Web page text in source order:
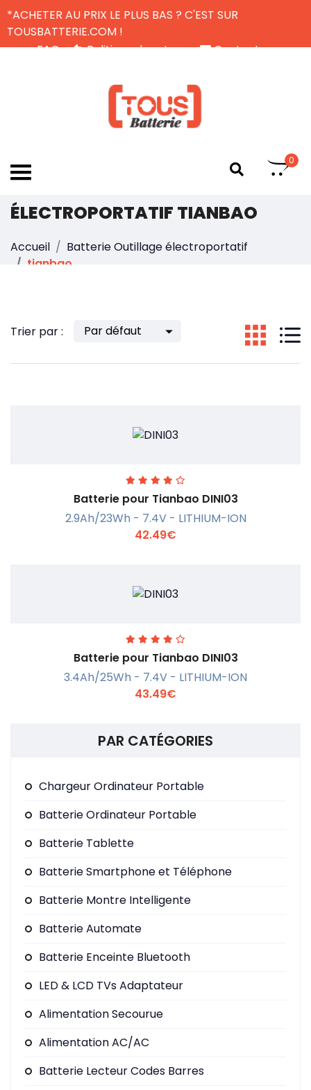
*ACHETER AU PRIX LE PLUS BAS ? C'EST SUR
TOUSBATTERIE.COM !
FAQ
Politique de retour
Contactez-nous
0
UNE BATTERIE OUTILLAGE
ÉLECTROPORTATIF TIANBAO
Accueil
Batterie Outillage électroportatif
tianbao
Trier par :
En savoir +
Batterie pour Tianbao DINI03
2.9Ah/23Wh - 7.4V - LITHIUM-ION
42.49€
En savoir +
Batterie pour Tianbao DINI03
3.4Ah/25Wh - 7.4V - LITHIUM-ION
43.49€
PAR CATÉGORIES
Chargeur Ordinateur Portable
Batterie Ordinateur Portable
Batterie Tablette
Batterie Smartphone et Téléphone
Batterie Montre Intelligente
Batterie Automate
Batterie Enceinte Bluetooth
LED & LCD TVs Adaptateur
Alimentation Secourue
Alimentation AC/AC
Batterie Lecteur Codes Barres